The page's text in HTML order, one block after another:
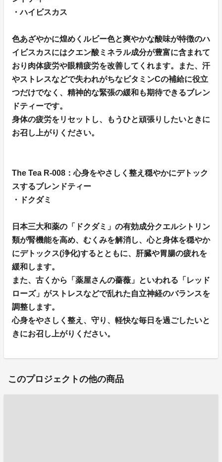
・ハイビスカス
色あざやかに煌めくルビー色と爽やかな酸味が特徴のハ
イビスカスにはクエン酸ミネラル成分が豊富に含まれて
おり肉体疲労や眼精疲労を改善してくれます。また、汗
やストレスなどで失われがちなビタミンCの補給に役立
つだけでなく、精神的な緊張の緩和も期待できるブレン
ドティーです。
身体の疲労をリセットし、もうひと頑張りしたいときに
お召し上がりください。
The Tea R-008：心身をやさしく整え穏やかにデトック
スするブレンドティー
・ドクダミ
日本三大和薬の「ドクダミ」の有効成分クエルシトリン
類が腎機能を高め、むくみを解消し、心と身体を穏やか
にデトックス(浄化)するとともに、肝臓や胃腸の疲れを
緩和します。
また、古くから「薬屋さんの薔薇」といわれる「レッド
ローズ」がストレスなどで乱れた自立神経のバランスを
調整します。
心身をやさしく整え、守り、軽快な毎日を過ごしたいと
きにお召し上がりください。
このプロジェクトの他の商品